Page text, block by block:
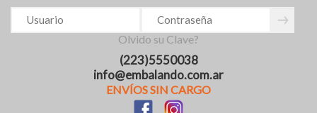
Olvido su Clave?
(223)5550038
info@embalando.com.ar
ENVÍOS SIN CARGO